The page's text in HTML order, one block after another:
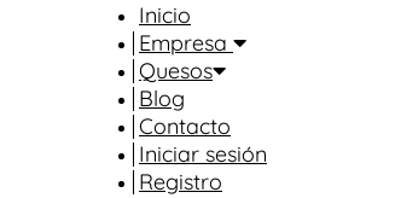
Inicio
Empresa
Quesos
Blog
Contacto
Iniciar sesión
Registro